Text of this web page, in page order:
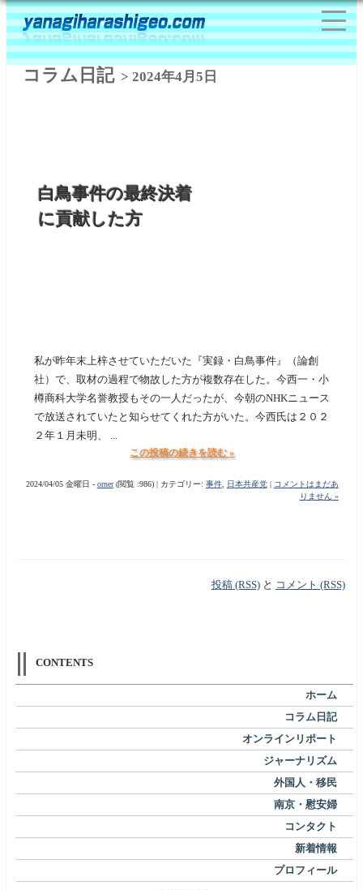
コラム日記> 2024年4月5日
白鳥事件の最終決着
に貢献した方
私が昨年末上梓させていただいた『実録・白鳥事件』（論創
社）で、取材の過程で物故した方が複数存在した。今西一・小
樽商科大学名誉教授もその一人だったが、今朝のNHKニュース
で放送されていたと知らせてくれた方がいた。今西氏は２０２
２年１月未明、 ...
この投稿の続きを読む »
2024/04/05 金曜日 - orner(閲覧 :986) | カテゴリー: 事件, 日本共産党|
コメントはまだあ
りません »
投稿 (RSS)と コメント (RSS)
CONTENTS
ホーム
コラム日記
オンラインリポート
ジャーナリズム
外国人・移民
南京・慰安婦
コンタクト
新着情報
プロフィール